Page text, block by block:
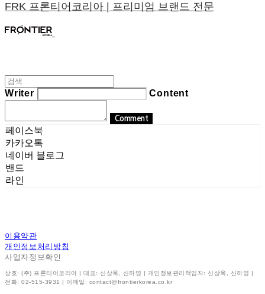
FRK 프론티어코리아 | 프리미엄 브랜드 전문
Writer Content
Comment
페이스북
카카오톡
네이버 블로그
밴드
라인
이용약관
개인정보처리방침
사업자정보확인
상호: (주) 프론티어코리아 | 대표: 신상욱, 신하영 | 개인정보관리책임자: 신상욱, 신하영 |
전화: 02-515-3931 | 이메일: contact@frontierkorea.co.kr